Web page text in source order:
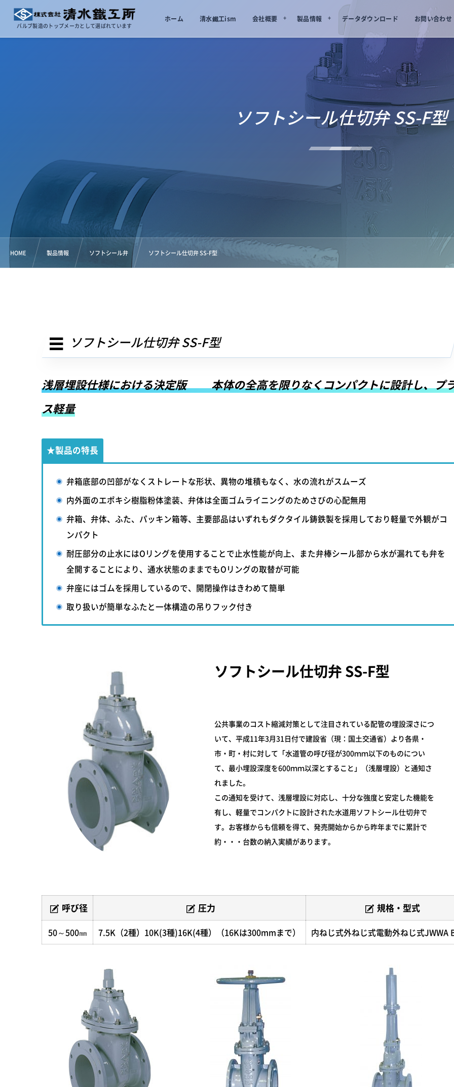
バルブ製造のトップメーカとして選ばれています
ホーム 清水鐵工ism 会社概要 製品情報 データダウンロード お問い合わせ
ソフトシール仕切弁 SS-F型
HOME 製品情報 ソフトシール弁 ソフトシール仕切弁 SS-F型
ソフトシール仕切弁 SS-F型
浅層埋設仕様における決定版 本体の全高を限りなくコンパクトに設計し、プ
ス軽量
★製品の特長
弁箱底部の凹部がなくストレートな形状、異物の堆積もなく、水の流れがスムーズ
内外面のエポキシ樹脂粉体塗装、弁体は全面ゴムライニングのためさびの心配無用
弁箱、弁体、ふた、パッキン箱等、主要部品はいずれもダクタイル鋳鉄製を採用しており軽量で外観がコ
ンパクト
耐圧部分の止水にはOリングを使用することで止水性能が向上、また弁棒シール部から水が漏れても弁を
全開することにより、通水状態のままでもOリングの取替が可能
弁座にはゴムを採用しているので、開閉操作はきわめて簡単
取り扱いが簡単なふたと一体構造の吊りフック付き
ソフトシール仕切弁 SS-F型
公共事業のコスト縮減対策として注目されている配管の埋設深さにつ
いて、平成11年3月31日付で建設省（現：国土交通省）より各県・
市・町・村に対して「水道管の呼び径が300ｍｍ以下のものについ
て、最小埋設深度を600ｍｍ以深とすること」（浅層埋設）と通知さ
れました。
この通知を受けて、浅層埋設に対応し、十分な強度と安定した機能を
有し、軽量でコンパクトに設計された水道用ソフトシール仕切弁で
す。お客様からも信頼を得て、発売開始からから昨年までに累計で
約・・・台数の納入実績があります。
呼び径 圧力 規格・型式
50～500㎜ 7.5K（2種）10K(3種)16K(4種）（16Kは300mmまで） 内ねじ式外ねじ式電動外ねじ式JWWA B